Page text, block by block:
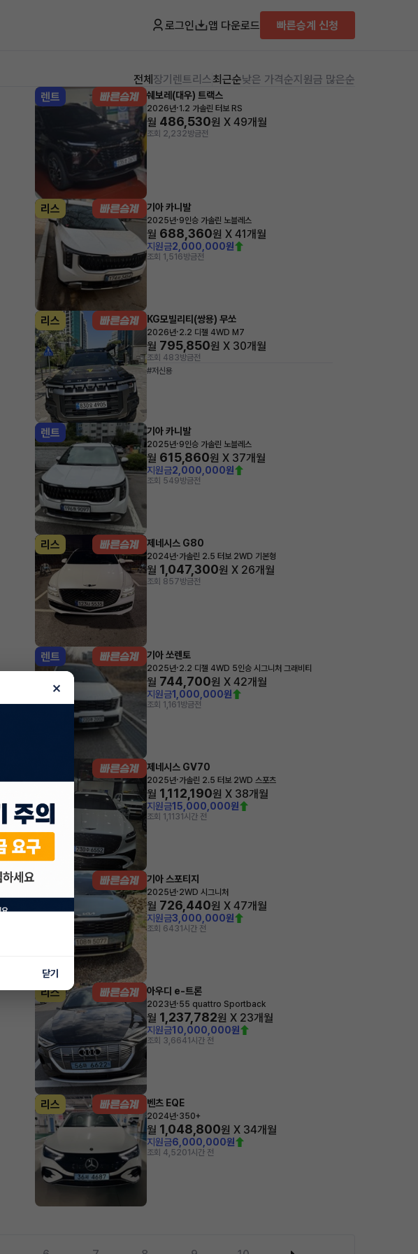
로그인 앱 다운로드 빠른승계 신청
전체 장기렌트리스최근순낮은 가격순지원금 많은순
렌트 쉐보레(대우) 트랙스
2026년·1.2 가솔린 터보 RS
월 486,530원 X 49개월
조회 2,232방금전
리스 기아 카니발
2025년·9인승 가솔린 노블레스
월 688,360원 X 41개월
지원금2,000,000원
조회 1,516방금전
리스 KG모빌리티(쌍용) 무쏘
2026년·2.2 디젤 4WD M7
월 795,850원 X 30개월
조회 483방금전
#저신용
렌트 기아 카니발
2025년·9인승 가솔린 노블레스
월 615,860원 X 37개월
지원금2,000,000원
조회 549방금전
리스 제네시스 G80
2024년·가솔린 2.5 터보 2WD 기본형
월 1,047,300원 X 26개월
조회 857방금전
렌트 기아 쏘렌토
2025년·2.2 디젤 4WD 5인승 시그니처 그래비티
월 744,700원 X 42개월
지원금1,000,000원
조회 1,161 방금전
제네시스 GV70
2025년·가솔린 2.5 터보 2WD 스포츠
월 1,112,190원 X 38개월
지원금15,000,000원
조회 1,1131시간 전
기아 스포티지
2025년·2WD 시그니처
월 726,440원 X 47개월
지원금3,000,000원
조회 6431시간 전
리스 아우디 e-트론
2023년·55 quattro Sportback
월 1,237,782원 X 23개월
지원금10,000,000원
조회 3,6641시간 전
리스 벤츠 EQE
2024년·350+
월 1,048,800원 X 34개월
지원금6,000,000원
조회 4,5201시간 전
×
닫기